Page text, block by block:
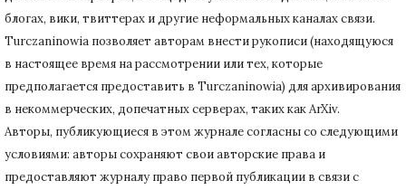
блогах, вики, твиттерах и другие неформальных каналах связи.
Turczaninowiа позволяет авторам внести рукописи (находящуюся
в настоящее время на рассмотрении или тех, которые
предполагается предоставить в Turczaninowia) для архивирования
в некоммерческих, допечатных серверах, таких как ArXiv.
Авторы, публикующиеся в этом журнале согласны со следующими
условиями: авторы сохраняют свои авторские права и
предоставляют журналу право первой публикации в связи с